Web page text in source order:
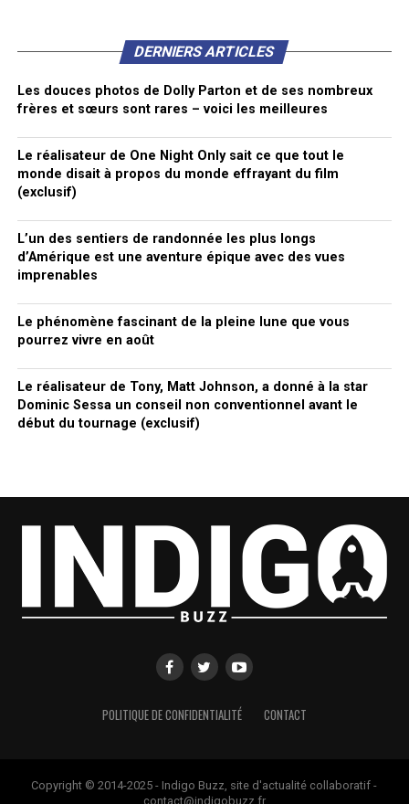
DERNIERS ARTICLES
Les douces photos de Dolly Parton et de ses nombreux
frères et sœurs sont rares – voici les meilleures
Le réalisateur de One Night Only sait ce que tout le
monde disait à propos du monde effrayant du film
(exclusif)
L’un des sentiers de randonnée les plus longs
d’Amérique est une aventure épique avec des vues
imprenables
Le phénomène fascinant de la pleine lune que vous
pourrez vivre en août
Le réalisateur de Tony, Matt Johnson, a donné à la star
Dominic Sessa un conseil non conventionnel avant le
début du tournage (exclusif)
POLITIQUE DE CONFIDENTIALITÉ CONTACT
Copyright © 2014-2025 - Indigo Buzz, site d'actualité collaboratif -
contact@indigobuzz.fr